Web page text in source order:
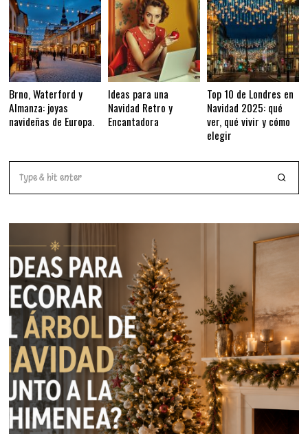
Brno, Waterford y
Almanza: joyas
navideñas de Europa.
Ideas para una
Navidad Retro y
Encantadora
Top 10 de Londres en
Navidad 2025: qué
ver, qué vivir y cómo
elegir